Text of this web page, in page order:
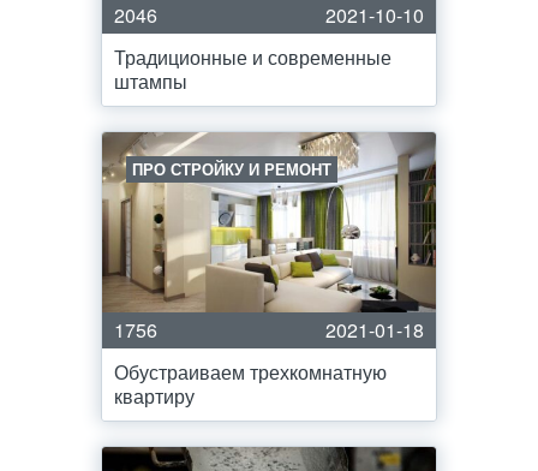
2046
2021-10-10
Традиционные и современные
штампы
ПРО СТРОЙКУ И РЕМОНТ
1756
2021-01-18
Обустраиваем трехкомнатную
квартиру